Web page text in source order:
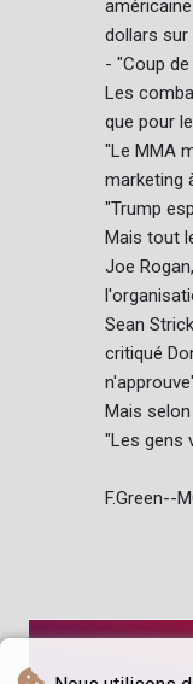
dollars sur
- "Coup
Les
que pour
"Le MMA
marketing
"Trump
Mais tout
Joe
Sean
critiqué
Mais
"Les gens
F.Green--